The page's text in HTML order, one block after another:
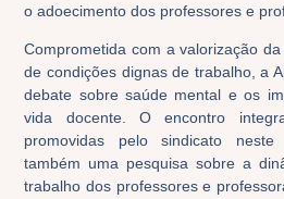
o adoecimento dos professores e
Comprometida com a valorização
de condições dignas de trabalho, a
debate sobre saúde mental e os
vida docente. O encontro
promovidas pelo sindicato
também uma pesquisa sobre a
trabalho dos professores e